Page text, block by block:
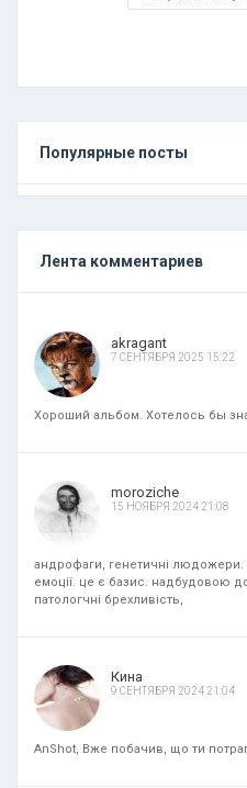
Популярные посты
Лента комментариев
akragant
7 СЕНТЯБРЯ 2025 15:22
Хороший альбом. Хотелось бы
moroziche
15 НОЯБРЯ 2024 21:08
андрофаги, генетичні людожери.
емоції. це є базис. надбудовою до
патологчні брехливість,
Кина
9 СЕНТЯБРЯ 2024 21:04
AnShot, Вже побачив, що ти